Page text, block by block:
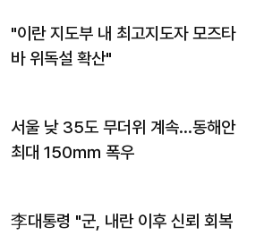
"이란 지도부 내 최고지도자 모즈타
바 위독설 확산"
서울 낮 35도 무더위 계속…동해안
최대 150㎜ 폭우
李대통령 "군, 내란 이후 신뢰 회복